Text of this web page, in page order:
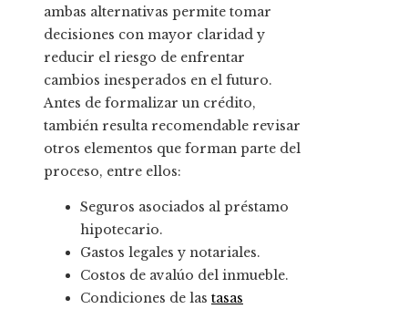
ambas alternativas permite tomar
decisiones con mayor claridad y
reducir el riesgo de enfrentar
cambios inesperados en el futuro.
Antes de formalizar un crédito,
también resulta recomendable revisar
otros elementos que forman parte del
proceso, entre ellos:
Seguros asociados al préstamo
hipotecario.
Gastos legales y notariales.
Costos de avalúo del inmueble.
Condiciones de las tasas